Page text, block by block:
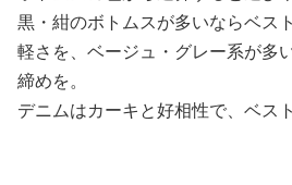
黒・紺のボトムスが多いならベス
軽さを、ベージュ・グレー系が多
締めを。
デニムはカーキと好相性で、ベス